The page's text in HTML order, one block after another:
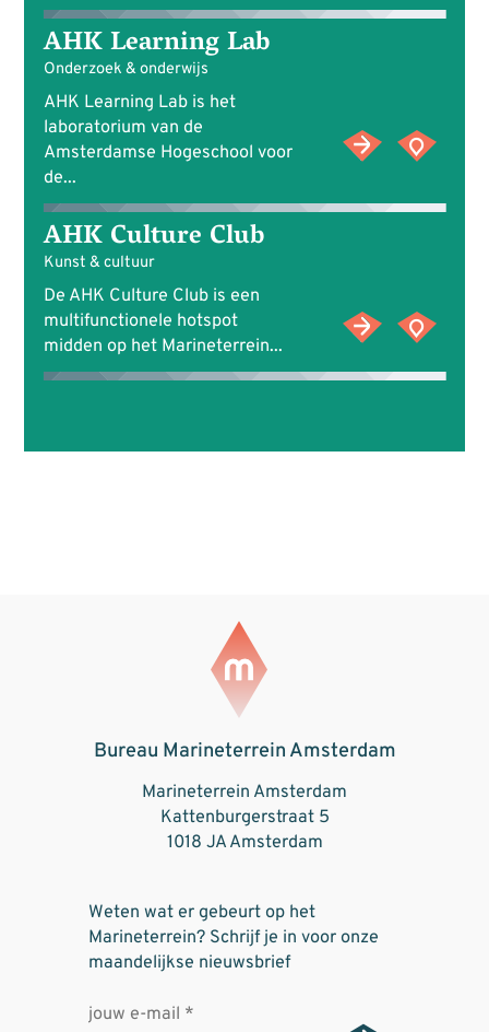
AHK Learning Lab
Onderzoek & onderwijs
AHK Learning Lab is het
laboratorium van de
Amsterdamse Hogeschool voor
de...
AHK Culture Club
Kunst & cultuur
De AHK Culture Club is een
multifunctionele hotspot
midden op het Marineterrein...
Bureau Marineterrein Amsterdam
Marineterrein Amsterdam
Kattenburgerstraat 5
1018 JA Amsterdam
Weten wat er gebeurt op het
Marineterrein? Schrijf je in voor onze
maandelijkse nieuwsbrief